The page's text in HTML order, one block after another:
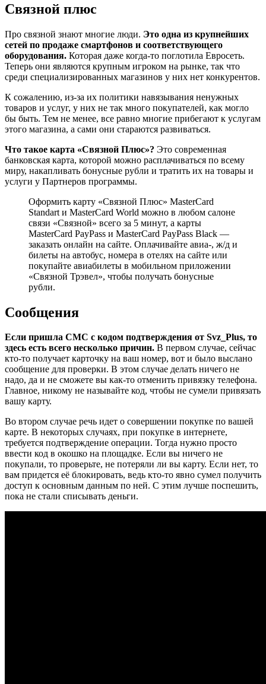
Связной плюс
Про связной знают многие люди. Это одна из крупнейших
сетей по продаже смартфонов и соответствующего
оборудования. Которая даже когда-то поглотила Евросеть.
Теперь они являются крупным игроком на рынке, так что
среди специализированных магазинов у них нет конкурентов.
К сожалению, из-за их политики навязывания ненужных
товаров и услуг, у них не так много покупателей, как могло
бы быть. Тем не менее, все равно многие прибегают к услугам
этого магазина, а сами они стараются развиваться.
Что такое карта «Связной Плюс»? Это современная
банковская карта, которой можно расплачиваться по всему
миру, накапливать бонусные рубли и тратить их на товары и
услуги у Партнеров программы.
Оформить карту «Связной Плюс» MasterCard
Standart и MasterCard World можно в любом салоне
связи «Связной» всего за 5 минут, а карты
MasterCard PayPass и MasterCard PayPass Black —
заказать онлайн на сайте. Оплачивайте авиа-, ж/д и
билеты на автобус, номера в отелях на сайте или
покупайте авиабилеты в мобильном приложении
«Связной Трэвел», чтобы получать бонусные
рубли.
Сообщения
Если пришла СМС с кодом подтверждения от Svz_Plus, то
здесь есть всего несколько причин. В первом случае, сейчас
кто-то получает карточку на ваш номер, вот и было выслано
сообщение для проверки. В этом случае делать ничего не
надо, да и не сможете вы как-то отменить привязку телефона.
Главное, никому не называйте код, чтобы не сумели привязать
вашу карту.
Во втором случае речь идет о совершении покупке по вашей
карте. В некоторых случаях, при покупке в интернете,
требуется подтверждение операции. Тогда нужно просто
ввести код в окошко на площадке. Если вы ничего не
покупали, то проверьте, не потеряли ли вы карту. Если нет, то
вам придется её блокировать, ведь кто-то явно сумел получить
доступ к основным данным по ней. С этим лучше поспешить,
пока не стали списывать деньги.